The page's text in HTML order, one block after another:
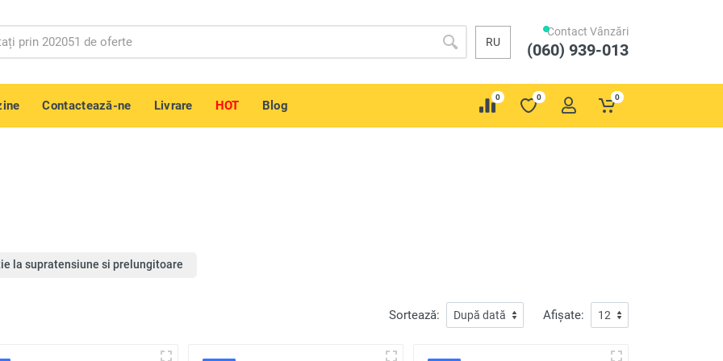
RU
Contact Vânzări
(060) 939-013
Contactează-ne Livrare HOT Blog
0 0 0
la supratensiune si prelungitoare
Sortează: Afișate: